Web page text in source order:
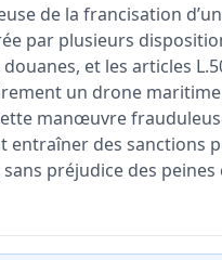
de la francisation
par plusieurs
et les articles
un drone
manœuvre
des sanctions
préjudice des